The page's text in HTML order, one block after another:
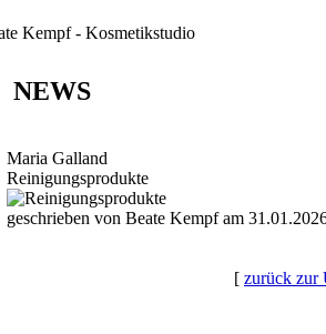
NEWS
Maria Galland
Reinigungsprodukte
geschrieben von Beate Kempf am
[ zurück zur